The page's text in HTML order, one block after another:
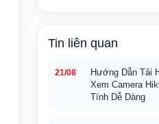
Tin liên quan
21/08
Hướng Dẫn Tải
Xem Camera
Tính Dễ Dàng